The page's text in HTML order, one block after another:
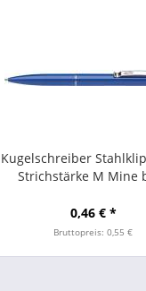
Kugelschreiber
Strichstärke M Mine
0,46 € *
Bruttopreis: 0,55 €